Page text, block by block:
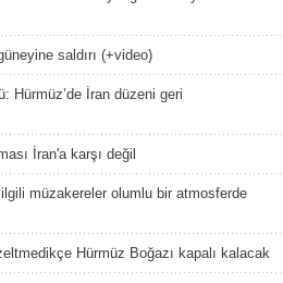
saldırı (+video)
Hürmüz’de İran düzeni geri
İran'a karşı değil
müzakereler olumlu bir atmosferde
Hürmüz Boğazı kapalı kalacak